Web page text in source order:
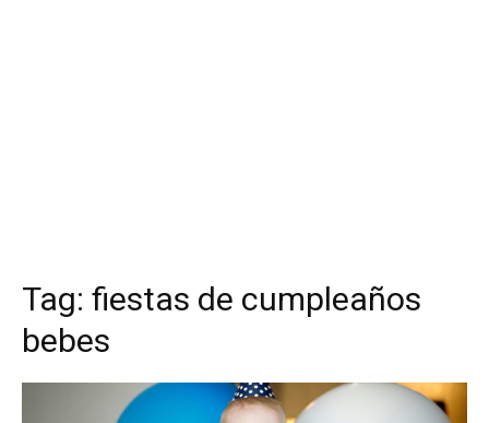
Tag: fiestas de cumpleaños
bebes